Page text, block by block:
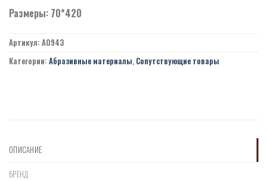
Размеры: 70*420
Артикул: A0943
Категории: Абразивные материалы, Сопутствующие товары
ОПИСАНИЕ
БРЕНД